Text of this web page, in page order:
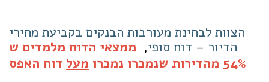
הצוות לבחינת מעורבות הבנקים בקביעת מחירי
הדיור – דוח סופי, ממצאי הדוח מלמדים ש
54% מהדירות שנמכרו נמכרו
מעל דוח האפס